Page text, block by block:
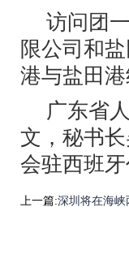
访问团
限公司和
港与盐田港
广东省
文，秘书
会驻西班
上一篇:深圳将在海